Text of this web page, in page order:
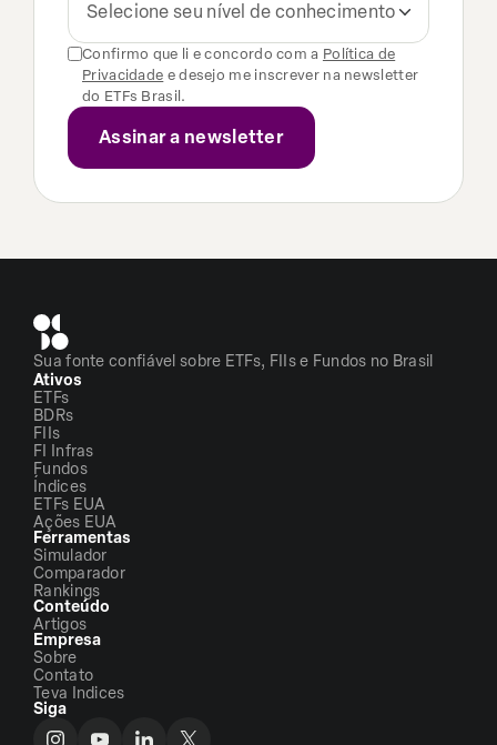
Selecione seu nível de conhecimento
Confirmo que li e concordo com a Política de
Privacidade e desejo me inscrever na newsletter
do ETFs Brasil.
Sua fonte confiável sobre ETFs, FIIs e Fundos no Brasil
Ativos
ETFs
BDRs
FIIs
FI Infras
Fundos
Índices
ETFs EUA
Ações EUA
Ferramentas
Simulador
Comparador
Rankings
Conteúdo
Artigos
Empresa
Sobre
Contato
Teva Indices
Siga